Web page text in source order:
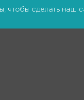
чтобы сделать наш